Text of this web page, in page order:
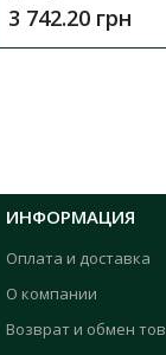
Реле тепловое
В
677.16 грн
3 742.20 грн
ИНФОРМАЦИЯ
Оплата и доставка
О компании
Возврат и обмен